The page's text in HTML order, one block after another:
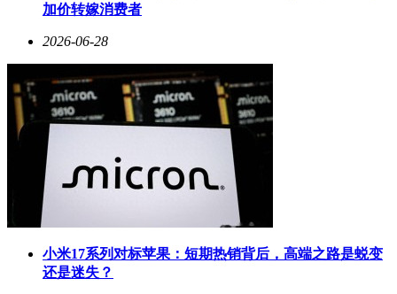
加价转嫁消费者
2026-06-28
小米17系列对标苹果：短期热销背后，高端之路是蜕变
还是迷失？